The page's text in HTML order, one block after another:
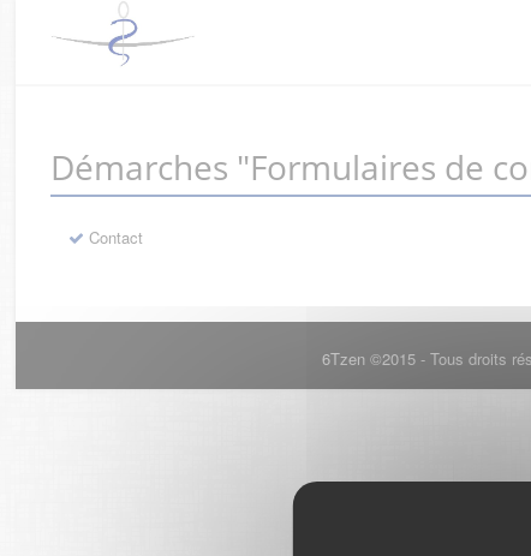
Démarches "Formulaires de
Contact
6Tzen ©2015 - Tous droits